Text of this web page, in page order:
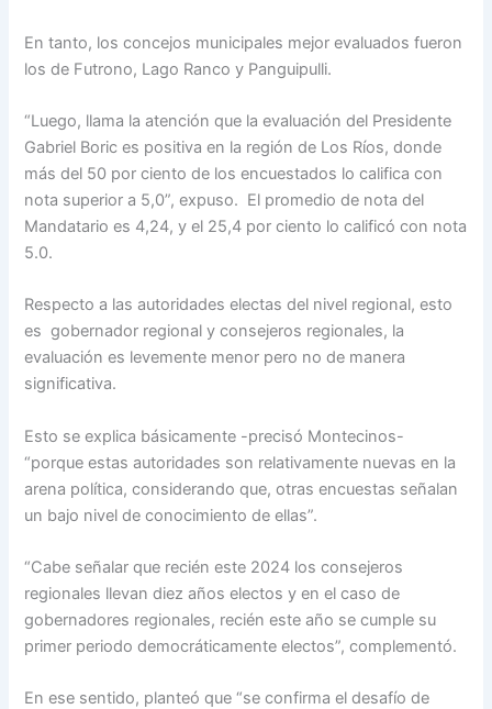
En tanto, los concejos municipales mejor evaluados fueron
los de Futrono, Lago Ranco y Panguipulli.
“Luego, llama la atención que la evaluación del Presidente
Gabriel Boric es positiva en la región de Los Ríos, donde
más del 50 por ciento de los encuestados lo califica con
nota superior a 5,0”, expuso. El promedio de nota del
Mandatario es 4,24, y el 25,4 por ciento lo calificó con nota
5.0.
Respecto a las autoridades electas del nivel regional, esto
es gobernador regional y consejeros regionales, la
evaluación es levemente menor pero no de manera
significativa.
Esto se explica básicamente -precisó Montecinos-
“porque estas autoridades son relativamente nuevas en la
arena política, considerando que, otras encuestas señalan
un bajo nivel de conocimiento de ellas”.
“Cabe señalar que recién este 2024 los consejeros
regionales llevan diez años electos y en el caso de
gobernadores regionales, recién este año se cumple su
primer periodo democráticamente electos”, complementó.
En ese sentido, planteó que “se confirma el desafío de